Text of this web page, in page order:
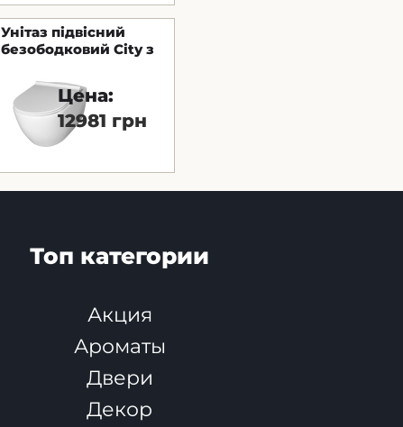
Унітаз підвісний
безободковий City з
сидіння Bella Soft-
Close
Цена:
12981 грн
Топ категории
Акция
Ароматы
Двери
Декор